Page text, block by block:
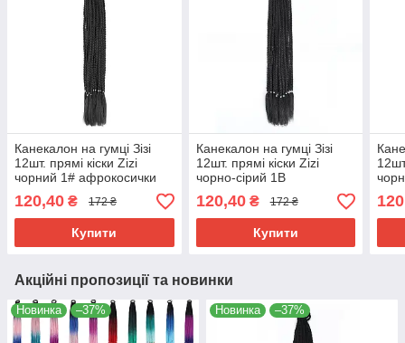
Канекалон на гумці Зізі
12шт. прямі кіски Zizi
чорний 1# афрокосички
60см 50грам вплетення в
зачіску
120,40 ₴ 172 ₴
Купити
Канекалон на гумці Зізі
12шт. прямі кіски Zizi
чорно-сірий 1B
афрокосички 60см 50грам
вплетення в зачіску
120,40₴ 172 ₴
Купити
Акційні пропозиції та новинки
Новинка –37% Новинка –37%